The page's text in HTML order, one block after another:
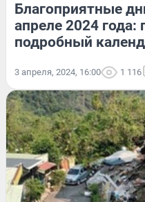
Благоприятные
апреле 2024 года:
подробный
3 апреля, 2024, 16:00 1 116